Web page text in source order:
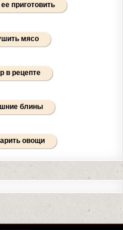
приготовить
мясо
в рецепте
блины
овощи